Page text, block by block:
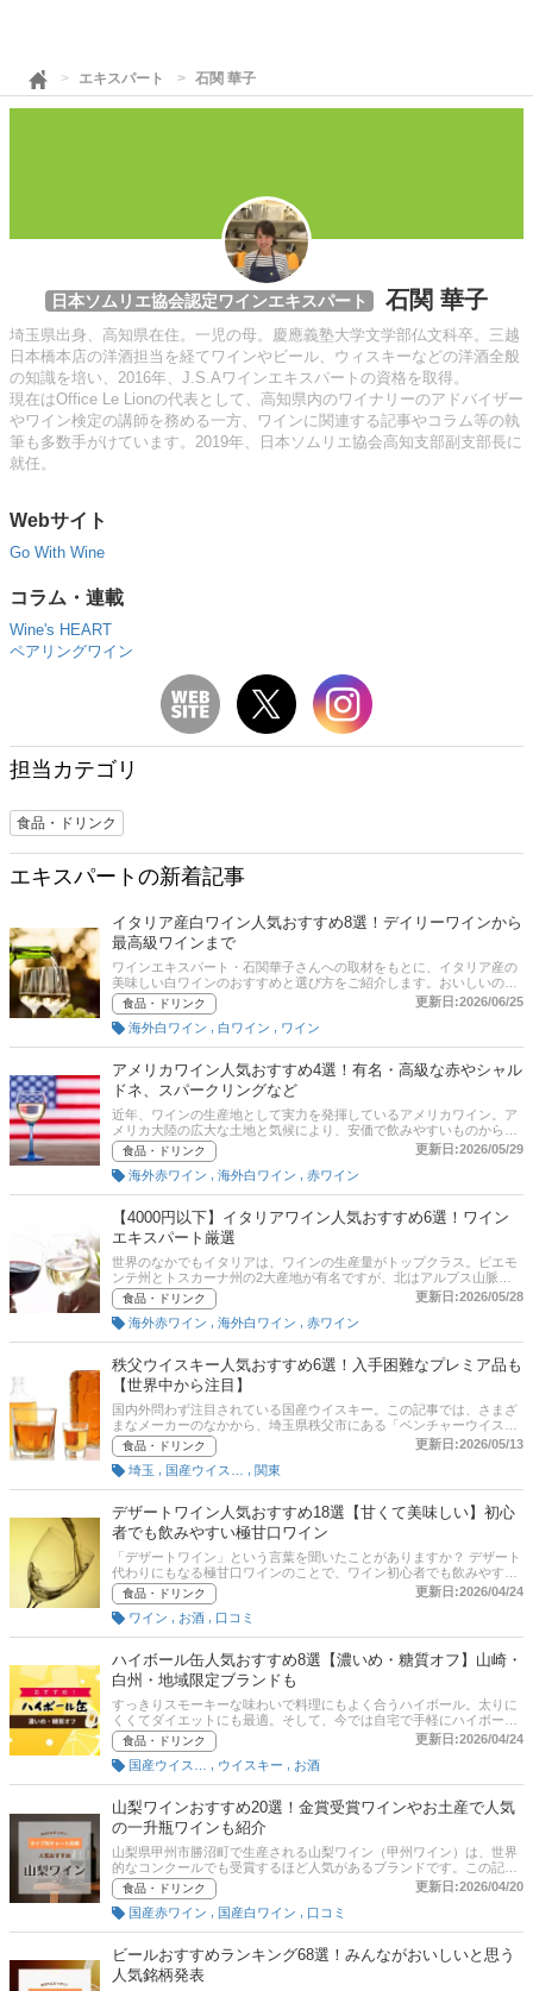
エキスパート 石関 華子
日本ソムリエ協会認定ワインエキスパート 石関 華子
埼玉県出身、高知県在住。一児の母。慶應義塾大学文学部仏文科卒。三越
日本橋本店の洋酒担当を経てワインやビール、ウィスキーなどの洋酒全般
の知識を培い、2016年、J.S.Aワインエキスパートの資格を取得。
現在はOffice Le Lionの代表として、高知県内のワイナリーのアドバイザー
やワイン検定の講師を務める一方、ワインに関連する記事やコラム等の執
筆も多数手がけています。2019年、日本ソムリエ協会高知支部副支部長に
就任。
Webサイト
Go With Wine
コラム・連載
Wine's HEART
ペアリングワイン
担当カテゴリ
食品・ドリンク
エキスパートの新着記事
イタリア産白ワイン人気おすすめ8選！デイリーワインから
最高級ワインまで
ワインエキスパート・石関華子さんへの取材をもとに、イタリア産の
美味しい白ワインのおすすめと選び方をご紹介します。おいしいのに
安い価格で買えるデイリーワインから、最高峰の白ワインまで多種多
様。産地によって味わいも異なるので、いろいろなワインを飲み比べ
るのも楽しいですよ。記事後半には、白ワインに合うイタリア料理も
ご紹介しています。また、Amazonや楽天など、通販サイトの売れ筋
や口コミもあわせてチェックしてみてください。
食品・ドリンク
更新日:2026/06/25
海外白ワイン
白ワイン ワイン
アメリカワイン人気おすすめ4選！有名・高級な赤やシャル
ドネ、スパークリングなど
近年、ワインの生産地として実力を発揮しているアメリカワイン。ア
メリカ大陸の広大な土地と気候により、安価で飲みやすいものから、
高級品まで幅広い商品があります。特に有名なのがカリフォルニア州
やオレゴン州で生産されたアメリカワインですが、それ以外にも魅力
的なワインがたくさんあります。本記事では、アメリカワインについ
て、「ナパヴァレー」で知られるカリフォルニア州やオレゴン州とい
った、産地ごとの味の特徴やおすすめ商品、さらに選び方まで、初心
者向けにご紹介いたします。赤ワイン、シャルドネ、スパークリング
ワインをピックアップ。後半には、比較一覧表や通販サイトの最新人
気ランキングもあるので、売れ筋や口コミとあわせてチェックしてみ
てください。
食品・ドリンク
更新日:2026/05/29
海外赤ワイン
海外白ワイン 赤ワイン
【4000円以下】イタリアワイン人気おすすめ6選！ワイン
エキスパート厳選
世界のなかでもイタリアは、ワインの生産量がトップクラス。ピエモ
ンテ州とトスカーナ州の2大産地が有名ですが、北はアルプス山脈か
ら南はシチリア島まで、イタリア全土でワインがつくられています。
ぶどうの品種によって、またつくられている州によって味も香りもさ
まざまなイタリアワイン。日本ソムリエ協会認定ワインエキスパート
の石関華子さんへの取材をもとに、イタリアワインの選び方と、おお
むね4,000円以下のお手ごろ価格で手に入るなかから、赤ワイン、白ワ
イン、スパークリングワインのおすすめを紹介していきます。
食品・ドリンク
更新日:2026/05/28
海外赤ワイン
海外白ワイン 赤ワイン
秩父ウイスキー人気おすすめ6選！入手困難なプレミア品も
【世界中から注目】
国内外問わず注目されている国産ウイスキー。この記事では、さまざ
まなメーカーのなかから、埼玉県秩父市にある「ベンチャーウイスキ
ー」が展開する、「イチローズモルト」というブランドの秩父ウイス
キーをご紹介します。日本ソムリエ協会認定ワインエキスパートの石
関華子さんと編集部が、厳選したおすすめ商品と選び方のポイントを
ご紹介します。後半には通販サイトの最新人気ランキングのリンクが
ありますので、売れ筋や口コミもチェックしてみてくださいね。
食品・ドリンク
更新日:2026/05/13
埼玉
関東
デザートワイン人気おすすめ18選【甘くて美味しい】初心
者でも飲みやすい極甘口ワイン
「デザートワイン」という言葉を聞いたことがありますか？ デザート
代わりにもなる極甘口ワインのことで、ワイン初心者でも飲みやすい
と人気です。カルディや成城石井などのスーパーでも見かけます。デ
ザートワインを買ったことがないという人は、何をポイントにどの商
品を選んだらよいか迷ってしまう人も多いのではないでしょうか。こ
の記事では、デザートワインの選び方とおすすめの商品をユーザー、
エキスパート、編集部の視点からそれぞれ厳選してご紹介します。記
事後半には、比較一覧表、通販サイトの売れ筋人気ランキングもある
ので、口コミや評判もチェックしてみてください。
食品・ドリンク
更新日:2026/04/24
ワイン
お酒 口コミ
ハイボール缶人気おすすめ8選【濃いめ・糖質オフ】山崎・
白州・地域限定ブランドも
すっきりスモーキーな味わいで料理にもよく合うハイボール。太りに
くくてダイエットにも最適。そして、今では自宅で手軽にハイボール
が楽しめるハイボール缶が各メーカーから発売されています。この記
事では、濃いめ・糖質オフなどハイボール缶のおすすめと選び方をご
紹介します。記事後半には、比較一覧表、通販サイトの売れ筋人気ラ
ンキングもあるので、口コミや評判もチェックしてみてください。
食品・ドリンク
更新日:2026/04/24
ウイスキー お酒
山梨ワインおすすめ20選！金賞受賞ワインやお土産で人気
の一升瓶ワインも紹介
山梨県甲州市勝沼町で生産される山梨ワイン（甲州ワイン）は、世界
的なコンクールでも受賞するほど人気があるブランドです。この記事
では日本ソムリエ協会認定のワインエキスパート・石関華子さんへの
取材のもと、山梨ワインの選び方とおすすめ商品を紹介します。チャ
ート図に基づいたタイプ別診断も試してみてくださいね。比較一覧表
や通販サイトの最新人気ランキングもあるので、売れ筋や口コミとあ
わせてチェックしてみてください。
食品・ドリンク
更新日:2026/04/20
国産赤ワイン
国産白ワイン 口コミ
ビールおすすめランキング68選！みんながおいしいと思う
人気銘柄発表